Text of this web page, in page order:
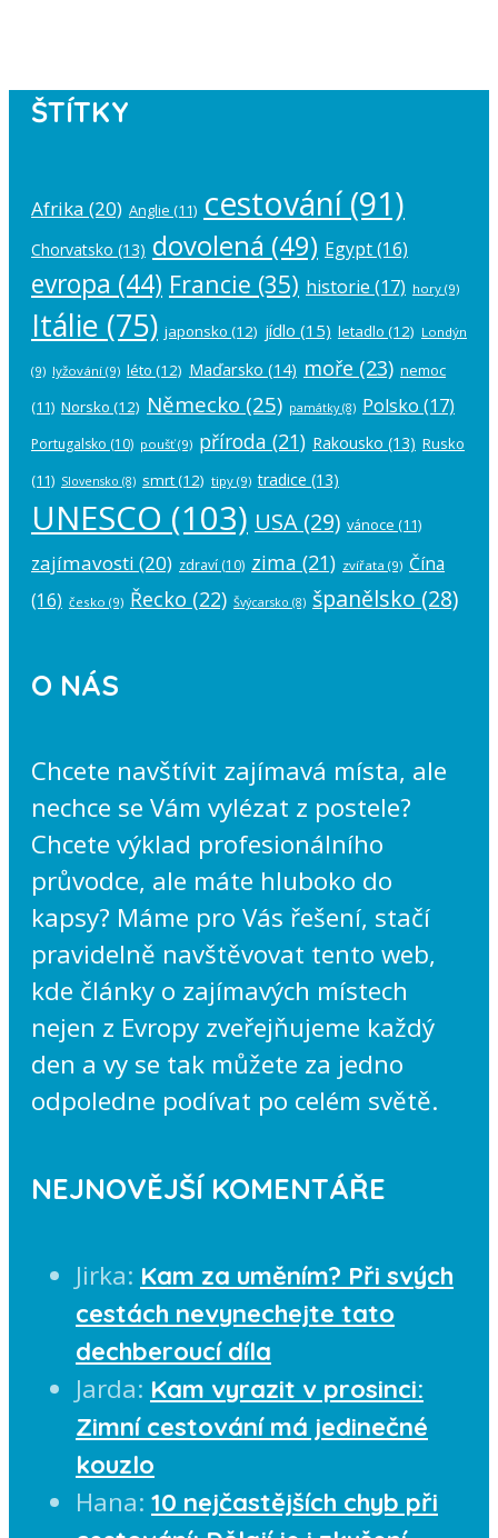
ŠTÍTKY
Afrika (20) Anglie (11) cestování(91)
Chorvatsko (13) dovolená (49) Egypt(16)
evropa (44) Francie (35) historie (17) hory (9)
Itálie (75) japonsko (12) jídlo (15) letadlo (12) Londýn
(9) lyžování (9) léto (12) Maďarsko (14) moře (23) nemoc
(11) Norsko (12) Německo (25) památky(8) Polsko (17)
Portugalsko (10) poušť(9) příroda (21) Rakousko (13) Rusko
(11) Slovensko (8) smrt(12) tipy (9) tradice (13)
UNESCO (103) USA (29) vánoce (11)
zajímavosti (20) zdraví (10) zima (21) zvířata (9) Čína
(16) česko (9) Řecko (22) Švýcarsko (8) španělsko (28)
O NÁS
Chcete navštívit zajímavá místa, ale
nechce se Vám vylézat z postele?
Chcete výklad profesionálního
průvodce, ale máte hluboko do
kapsy? Máme pro Vás řešení, stačí
pravidelně navštěvovat tento web,
kde články o zajímavých místech
nejen z Evropy zveřejňujeme každý
den a vy se tak můžete za jedno
odpoledne podívat po celém světě.
NEJNOVĚJŠÍ KOMENTÁŘE
Jirka: Kam za uměním? Při svých
cestách nevynechejte tato
dechberoucí díla
Jarda: Kam vyrazit v prosinci:
Zimní cestování má jedinečné
kouzlo
Hana: 10 nejčastějších chyb při